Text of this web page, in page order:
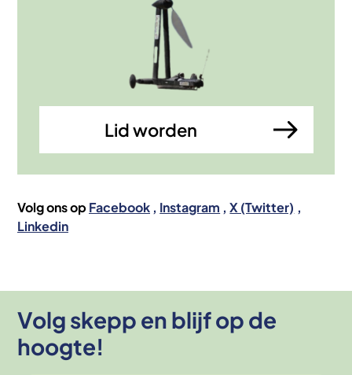
Lid worden
Volg ons op Facebook Instagram
X (Twitter)
Linkedin
Volg skepp en blijf op de
hoogte!